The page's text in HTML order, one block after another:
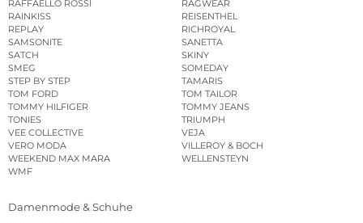
RAFFAELLO ROSSI
RAGWEAR
RAINKISS
REISENTHEL
REPLAY
RICHROYAL
SAMSONITE
SANETTA
SATCH
SKINY
SMEG
SOMEDAY
STEP BY STEP
TAMARIS
TOM FORD
TOM TAILOR
TOMMY HILFIGER
TOMMY JEANS
TONIES
TRIUMPH
VEE COLLECTIVE
VEJA
VERO MODA
VILLEROY & BOCH
WEEKEND MAX MARA
WELLENSTEYN
WMF
Damenmode & Schuhe